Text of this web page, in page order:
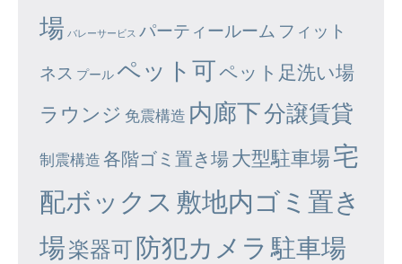
場 バレーサービス パーティールーム フィット
ネス プール ペット可ペット足洗い場
ラウンジ 免震構造 内廊下分譲賃貸
制震構造 各階ゴミ置き場大型駐車場宅
配ボックス 敷地内ゴミ置き
場楽器可防犯カメラ 駐車場